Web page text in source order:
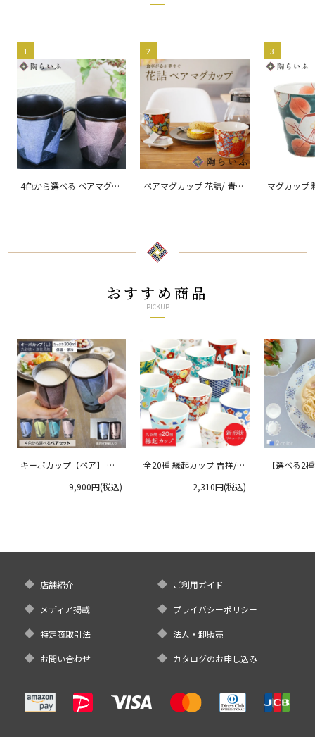
1
4色から選べる ペアマグカ
2
ペアマグカップ 花詰/ 青郊
3
マグカップ
おすすめ商品
PICKUP
キーポカップ【ペア】 ラ
9,900円(税込)
全20種 縁起カップ 吉祥/青
2,310円(税込)
【選べる2
店舗紹介 ご利用ガイド
メディア掲載 プライバシーポリシー
特定商取引法 法人・卸販売
お問い合わせ カタログのお申し込み